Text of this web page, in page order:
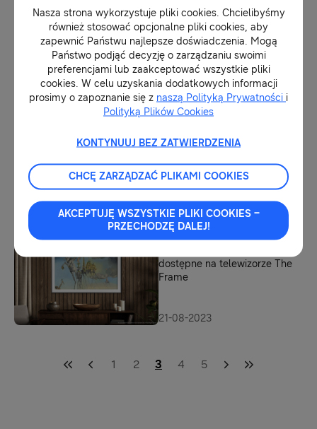
Zakochaj się w szwedzkiej
kulturze! Dzieła Carla Larssona
już dostępne The Frame
26-08-2024
Kolekcja legendarnego Keitha
Haringa dostępna już na
Samsung The Frame
Kolekcja obrazów z
Metropolitalnego Muzeum
15-09-2023
dostępne na telewizorze The
Frame
21-08-2023
1 2 3 4 5
Nasza strona wykorzystuje pliki cookies. Chcielibyśmy
również stosować opcjonalne pliki cookies, aby
zapewnić Państwu najlepsze doświadczenia. Mogą
Państwo podjąć decyzję o zarządzaniu swoimi
preferencjami lub zaakceptować wszystkie pliki
cookies. W celu uzyskania dodatkowych informacji
prosimy o zapoznanie się z naszą Polityką Prywatności i
Polityką Plików Cookies
KONTYNUUJ BEZ ZATWIERDZENIA
CHCĘ ZARZĄDZAĆ PLIKAMI COOKIES
AKCEPTUJĘ WSZYSTKIE PLIKI COOKIES –
PRZECHODZĘ DALEJ!